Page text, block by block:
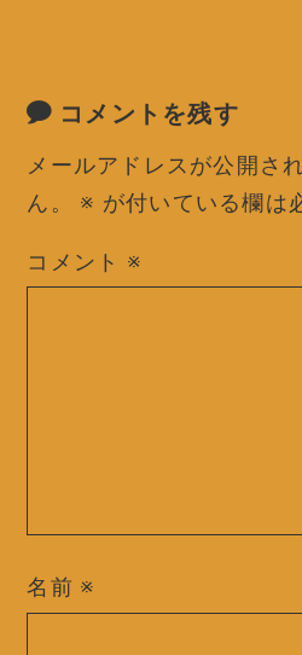
コメントを残す
メールアドレスが公開さ
ん。
※ が付いている欄は
コメント ※
名前 ※